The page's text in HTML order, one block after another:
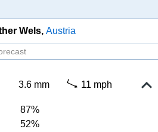
Wels Austria
3.6 mm 11 mph
87%
52%